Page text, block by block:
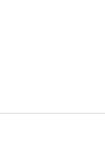
synthesis (CFPS)